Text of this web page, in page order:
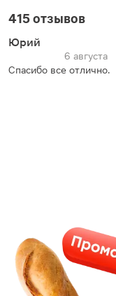
415 отзывов
Юрий
6 августа
Спасибо все отлично.